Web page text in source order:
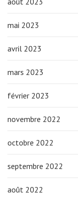
mai 2023
avril 2023
mars 2023
février 2023
novembre 2022
octobre 2022
septembre 2022
août 2022